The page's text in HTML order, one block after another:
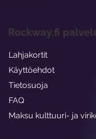
Rockway.fi
Lahjakortit
Käyttöehdot
Tietosuoja
FAQ
Maksu kulttuuri- ja